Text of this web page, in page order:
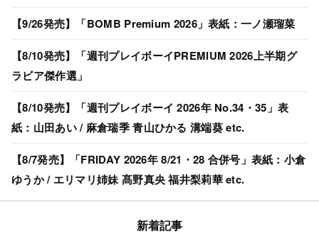
【9/26発売】「BOMB Premium 2026」表紙：一ノ瀬瑠菜
【8/10発売】「週刊プレイボーイPREMIUM 2026上半期グ
ラビア傑作選」
【8/10発売】「週刊プレイボーイ 2026年 No.34・35」表
紙：山田あい / 麻倉瑞季 青山ひかる 溝端葵 etc.
【8/7発売】「FRIDAY 2026年 8/21・28 合併号」表紙：小倉
ゆうか / エリマリ姉妹 髙野真央 福井梨莉華 etc.
新着記事